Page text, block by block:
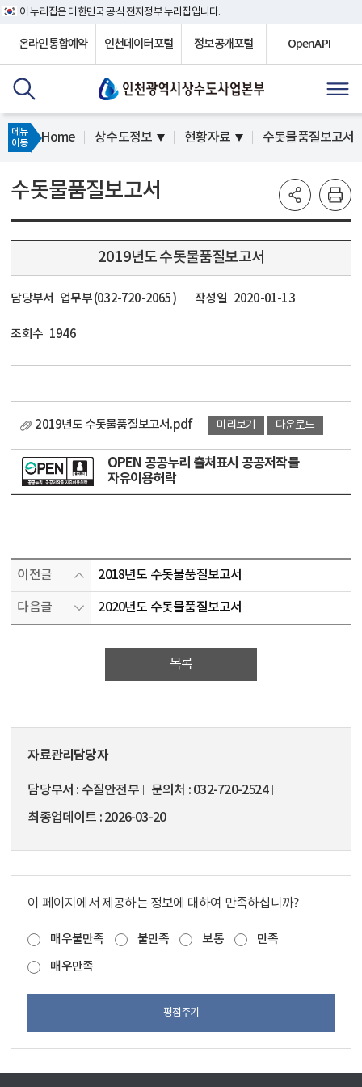
이 누리집은 대한민국 공식 전자정부 누리집입니다.
온라인통합예약 인천데이터포털 정보공개포털 OpenAPI
메뉴
이동
Home 상수도정보 현황자료 수돗물품질보고서
수돗물품질보고서
2019년도 수돗물품질보고서
담당부서 업무부 (032-720-2065) 작성일 2020-01-13
조회수 1946
2019년도 수돗물품질보고서.pdf 미리보기 다운로드
OPEN 공공누리 출처표시 공공저작물
자유이용허락
이전글 2018년도 수돗물품질보고서
다음글 2020년도 수돗물품질보고서
목록
자료관리담당자
담당부서 수질안전부 문의처
032-720-2524
최종업데이트
2026-03-20
이 페이지에서 제공하는 정보에 대하여 만족하십니까?
매우불만족 불만족 보통
만족
매우만족
평점주기